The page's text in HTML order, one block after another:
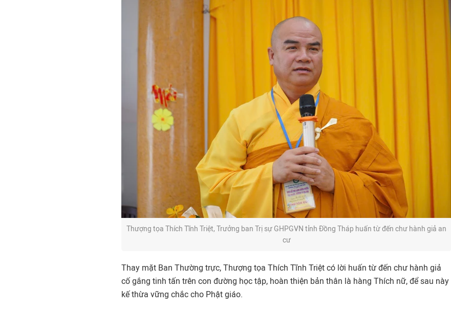
Thượng tọa Thích Tĩnh Triệt, Trưởng ban Trị sự GHPGVN tỉnh Đồng Tháp huấn từ đến chư hành giả an
cư
Thay mặt Ban Thường trực, Thượng tọa Thích Tĩnh Triệt có lời huấn từ đến chư hành giả
cố gắng tinh tấn trên con đường học tập, hoàn thiện bản thân là hàng Thích nữ, để sau này
kế thừa vững chắc cho Phật giáo.